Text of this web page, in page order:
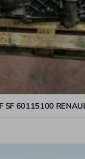
SF 60115100